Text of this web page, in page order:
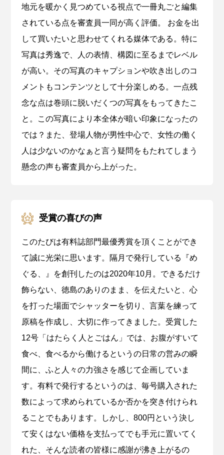
地元を暖かく見つめている視点で一冊丸ごと編集
されている点を審査員一同が高く評価。 お金を出
して買いたいと思わせてくれる媒体である。特に
写真は秀逸で、人の表情、構図に至るまでレベル
が高い。その写真のキャプションや吹き出しのコ
メントもコンテンツとして十分楽しめる。一点残
念な点は巻頭に脱いだくつの写真をもってきたこ
と。この写真により本全体が暗い印象になったの
では？また、登場人物が男性中心で、女性の働く
人は少ないのかなぁと言う疑問をもたれてしまう
懸念の声も審査員から上がった。
受賞の喜びの声
このたびは有料誌部門最優秀賞を頂くことができ
て誠に光栄に思います。隔月で発行している『め
ぐる、』を創刊したのは2020年10月。できるだけ
飾らない、徳島のありのまま、を伝えたいと、心
を打った場面でシャッターを切り、言葉を練って
原稿を作成し、大切に作ってきました。受賞した
12号「はたらく人とごはん」では、お腹がすいて
食べ、食べるから働けるというの日常の営みの瞬
間に、ふと人々の力強さを感じて企画していま
す。有料で発行するというのは、毎号購入された
数によって求められているか否かを突き付けられ
ることでもあります。しかし、800円という決し
て安くはない価格を支払ってでも手元に置いてく
れた、そんな読者の皆様に感謝が沸き上がるの